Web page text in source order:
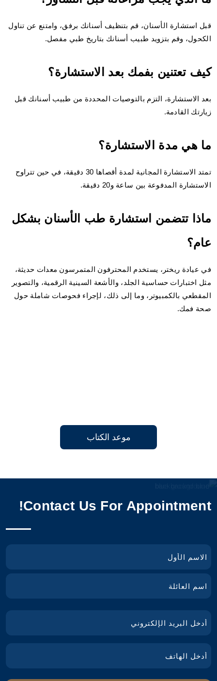
قبل استشارة الأسنان، قم بتنظيف أسنانك برفق، وامتنع عن تناول
الكحول، وقم بتزويد طبيب أسنانك بتاريخ طبي مفصل.
كيف تعتنين بفمك بعد الاستشارة؟
بعد الاستشارة، التزم بالتوصيات المحددة من طبيب أسنانك قبل
زيارتك القادمة.
ما هي مدة الاستشارة؟
تمتد الاستشارة المجانية لمدة أقصاها 30 دقيقة، في حين تتراوح
الاستشارة المدفوعة بين ساعة و20 دقيقة.
ماذا تتضمن استشارة طب الأسنان بشكل
عام؟
في عيادة ريختر، يستخدم المحترفون المتمرسون معدات حديثة،
مثل اختبارات حساسية الجلد، والأشعة السينية الرقمية، والتصوير
المقطعي بالكمبيوتر، وما إلى ذلك، لإجراء فحوصات شاملة حول
صحة فمك.
موعد الكتاب
Contact Us For Appointment!